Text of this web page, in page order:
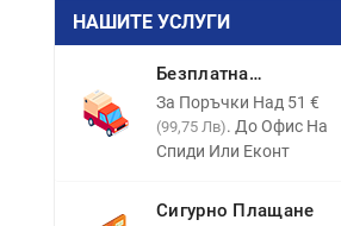
НАШИТЕ УСЛУГИ
Безплатна
Доставка
За Поръчки Над 51 €
(99,75 Лв). До Офис На
Спиди Или Еконт
Сигурно Плащане